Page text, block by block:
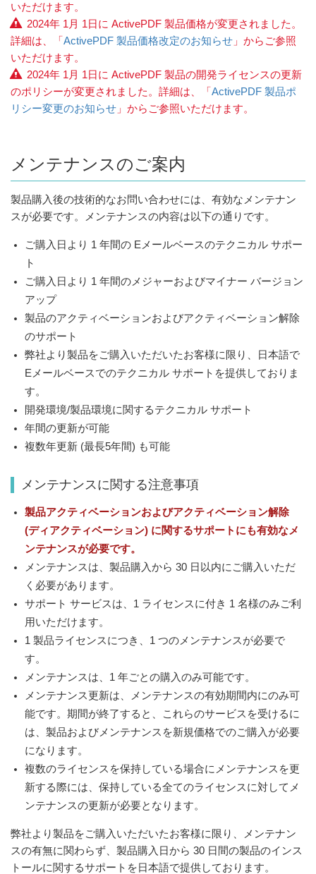
いただけます。
2024年 1月 1日に ActivePDF 製品価格が変更されました。
詳細は、「 ActivePDF 製品価格改定のお知らせ 」からご参照
いただけます。
2024年 1月 1日に ActivePDF 製品の開発ライセンスの更新
のポリシーが変更されました。詳細は、「 ActivePDF 製品ポ
リシー変更のお知らせ 」からご参照いただけます。
メンテナンスのご案内
製品購入後の技術的なお問い合わせには、有効なメンテナン
スが必要です。メンテナンスの内容は以下の通りです。
ご購入日より 1 年間の Eメールベースのテクニカル サポー
ト
ご購入日より 1 年間のメジャーおよびマイナー バージョン
アップ
製品のアクティベーションおよびアクティベーション解除
のサポート
弊社より製品をご購入いただいたお客様に限り、日本語で
Eメールベースでのテクニカル サポートを提供しておりま
す。
開発環境/製品環境に関するテクニカル サポート
年間の更新が可能
複数年更新 (最長5年間) も可能
メンテナンスに関する注意事項
製品アクティベーションおよびアクティベーション解除
(ディアクティベーション) に関するサポートにも有効なメ
ンテナンスが必要です。
メンテナンスは、製品購入から 30 日以内にご購入いただ
く必要があります。
サポート サービスは、1 ライセンスに付き 1 名様のみご利
用いただけます。
1 製品ライセンスにつき、1 つのメンテナンスが必要で
す。
メンテナンスは、1 年ごとの購入のみ可能です。
メンテナンス更新は、メンテナンスの有効期間内にのみ可
能です。期間が終了すると、これらのサービスを受けるに
は、製品およびメンテナンスを新規価格でのご購入が必要
になります。
複数のライセンスを保持している場合にメンテナンスを更
新する際には、保持している全てのライセンスに対してメ
ンテナンスの更新が必要となります。
弊社より製品をご購入いただいたお客様に限り、メンテナン
スの有無に関わらず、製品購入日から 30 日間の製品のインス
トールに関するサポートを日本語で提供しております。